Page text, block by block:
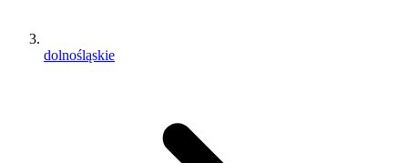
dolnośląskie